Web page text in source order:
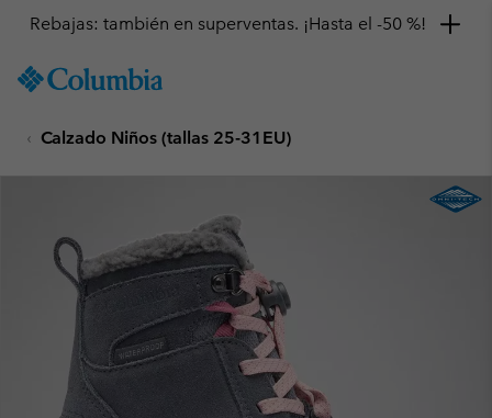
TO
SKIP
MAIN
SKIP
TO
SEARCH
Rebajas: también en superventas. ¡Hasta el -50 %!
Calzado Niños (tallas 25-31EU)